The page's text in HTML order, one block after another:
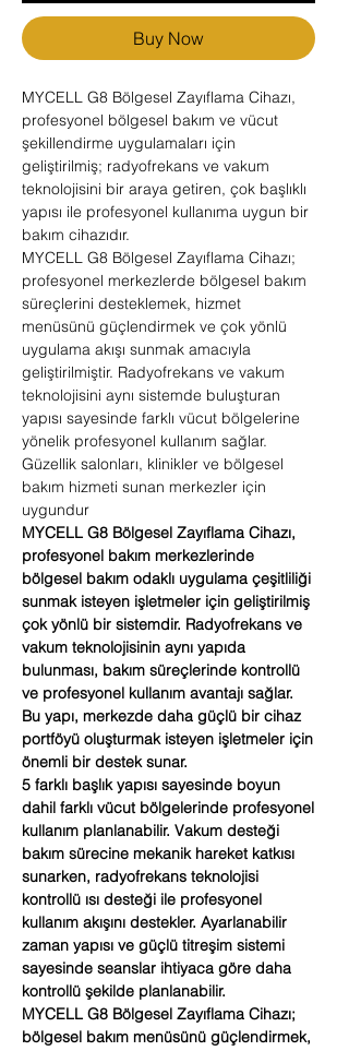
Buy Now
MYCELL G8 Bölgesel Zayıflama Cihazı,
profesyonel bölgesel bakım ve vücut
şekillendirme uygulamaları için
geliştirilmiş; radyofrekans ve vakum
teknolojisini bir araya getiren, çok başlıklı
yapısı ile profesyonel kullanıma uygun bir
bakım cihazıdır.
MYCELL G8 Bölgesel Zayıflama Cihazı;
profesyonel merkezlerde bölgesel bakım
süreçlerini desteklemek, hizmet
menüsünü güçlendirmek ve çok yönlü
uygulama akışı sunmak amacıyla
geliştirilmiştir. Radyofrekans ve vakum
teknolojisini aynı sistemde buluşturan
yapısı sayesinde farklı vücut bölgelerine
yönelik profesyonel kullanım sağlar.
Güzellik salonları, klinikler ve bölgesel
bakım hizmeti sunan merkezler için
uygundur
MYCELL G8 Bölgesel Zayıflama Cihazı,
profesyonel bakım merkezlerinde
bölgesel bakım odaklı uygulama çeşitliliği
sunmak isteyen işletmeler için geliştirilmiş
çok yönlü bir sistemdir. Radyofrekans ve
vakum teknolojisinin aynı yapıda
bulunması, bakım süreçlerinde kontrollü
ve profesyonel kullanım avantajı sağlar.
Bu yapı, merkezde daha güçlü bir cihaz
portföyü oluşturmak isteyen işletmeler için
önemli bir destek sunar.
5 farklı başlık yapısı sayesinde boyun
dahil farklı vücut bölgelerinde profesyonel
kullanım planlanabilir. Vakum desteği
bakım sürecine mekanik hareket katkısı
sunarken, radyofrekans teknolojisi
kontrollü ısı desteği ile profesyonel
kullanım akışını destekler. Ayarlanabilir
zaman yapısı ve güçlü titreşim sistemi
sayesinde seanslar ihtiyaca göre daha
kontrollü şekilde planlanabilir.
MYCELL G8 Bölgesel Zayıflama Cihazı;
bölgesel bakım menüsünü güçlendirmek,